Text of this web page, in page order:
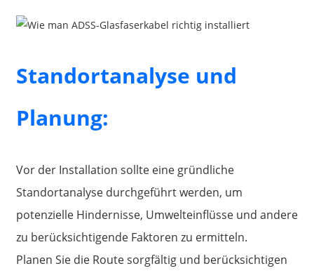
Standortanalyse und
Planung:
Vor der Installation sollte eine gründliche
Standortanalyse durchgeführt werden, um
potenzielle Hindernisse, Umwelteinflüsse und andere
zu berücksichtigende Faktoren zu ermitteln.
Planen Sie die Route sorgfältig und berücksichtigen